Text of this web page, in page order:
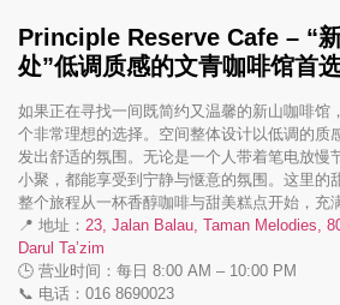
Principle Reserve Cafe – “
处”低调质感的文青咖啡馆首
如果正在寻找一间既简约又温馨的新山咖啡馆
个非常理想的选择。空间整体设计以低调的质
发出舒适的氛围。无论是一个人带着笔电放慢
小聚，都能享受到宁静与惬意的氛围。这里的
整个旅程从一杯香醇咖啡与甜美糕点开始，充
📍 地址： 23, Jalan Balau, Taman Melodies,
Darul Ta’zim
🕒 营业时间：每日 8:00 AM – 10:00 PM
📞 电话：016 8690023